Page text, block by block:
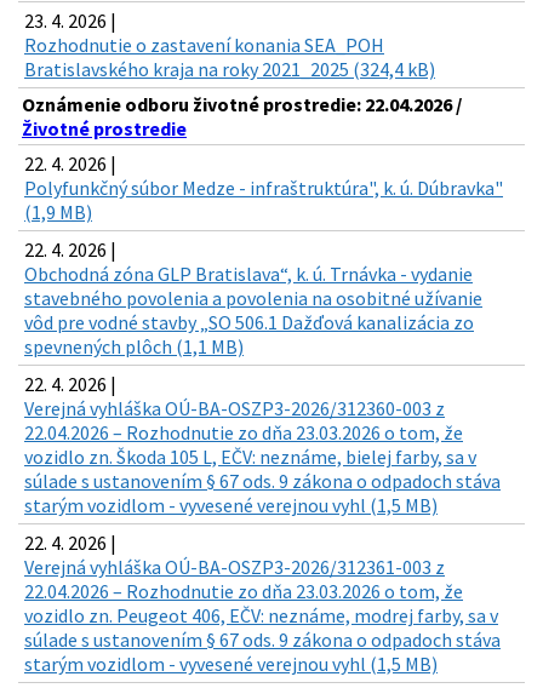
23. 4. 2026 |
Rozhodnutie o zastavení konania SEA_POH
Bratislavského kraja na roky 2021_2025 (324,4 kB)
Oznámenie odboru životné prostredie: 22.04.2026 /
Životné prostredie
22. 4. 2026 |
Polyfunkčný súbor Medze - infraštruktúra", k. ú. Dúbravka"
(1,9 MB)
22. 4. 2026 |
Obchodná zóna GLP Bratislava“, k. ú. Trnávka - vydanie
stavebného povolenia a povolenia na osobitné užívanie
vôd pre vodné stavby „SO 506.1 Dažďová kanalizácia zo
spevnených plôch (1,1 MB)
22. 4. 2026 |
Verejná vyhláška OÚ-BA-OSZP3-2026/312360-003 z
22.04.2026 – Rozhodnutie zo dňa 23.03.2026 o tom, že
vozidlo zn. Škoda 105 L, EČV: neznáme, bielej farby, sa v
súlade s ustanovením § 67 ods. 9 zákona o odpadoch stáva
starým vozidlom - vyvesené verejnou vyhl (1,5 MB)
22. 4. 2026 |
Verejná vyhláška OÚ-BA-OSZP3-2026/312361-003 z
22.04.2026 – Rozhodnutie zo dňa 23.03.2026 o tom, že
vozidlo zn. Peugeot 406, EČV: neznáme, modrej farby, sa v
súlade s ustanovením § 67 ods. 9 zákona o odpadoch stáva
starým vozidlom - vyvesené verejnou vyhl (1,5 MB)